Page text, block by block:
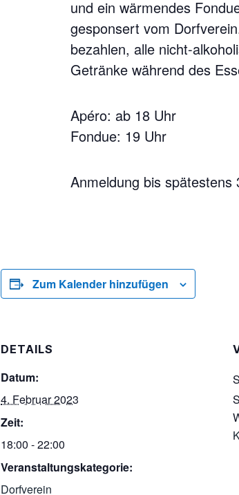
und ein wärmendes
gesponsert vom
bezahlen, alle nicht-
Getränke während des
Apéro: ab 18 Uhr
Fondue: 19 Uhr
Anmeldung bis spätestens
Zum Kalender hinzufügen
DETAILS
Datum:
4. Februar 2023
Zeit:
18:00 - 22:00
Veranstaltungskategorie:
Dorfverein